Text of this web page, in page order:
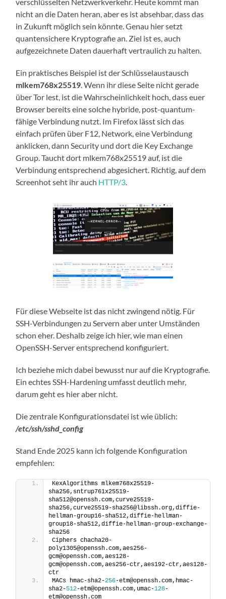
verschlüsselten Netzwerkverkehr. Heute kommt man
nicht an die Daten heran, aber es ist absehbar, dass das
in Zukunft möglich sein könnte. Genau hier setzt
quantensichere Kryptografie an. Ziel ist es, auch
aufgezeichnete Daten dauerhaft vertraulich zu halten.
Ein praktisches Beispiel ist der Schlüsselaustausch
mlkem768x25519. Wenn ihr diese Seite nicht gerade
über Tor lest, ist die Wahrscheinlichkeit hoch, dass euer
Browser bereits eine solche hybride, post-quantum-
fähige Verbindung nutzt. Im Firefox lässt sich das
einfach prüfen über F12, Network, eine Verbindung
anklicken, dann Security und dort die Key Exchange
Group. Taucht dort mlkem768x25519 auf, ist die
Verbindung entsprechend abgesichert. Richtig, auf dem
Screenhot seht ihr auch HTTP/3.
Für diese Webseite ist das nicht zwingend nötig. Für
SSH-Verbindungen zu Servern aber unter Umständen
schon eher. Deshalb zeige ich hier, wie man einen
OpenSSH-Server entsprechend konfiguriert.
Ich beziehe mich dabei bewusst nur auf die Kryptografie.
Ein echtes SSH-Hardening umfasst deutlich mehr,
darum geht es hier aber nicht.
Die zentrale Konfigurationsdatei ist wie üblich:
/etc/ssh/sshd_config
Stand Ende 2025 kann ich folgende Konfiguration
empfehlen:
KexAlgorithms mlkem768x25519-
sha256,sntrup761x25519-
sha512@openssh.com,curve25519-
sha256,curve25519-sha256@libssh.org,diffie-
hellman-group16-sha512,diffie-hellman-
group18-sha512,diffie-hellman-group-exchange-
sha256
Ciphers chacha20-
poly1305@openssh.com,aes256-
gcm@openssh.com,aes128-
gcm@openssh.com,aes256-ctr,aes192-ctr,aes128-
ctr
MACs hmac-sha2-256-etm@openssh.com,hmac-
sha2-512-etm@openssh.com,umac-128-
etm@openssh.com